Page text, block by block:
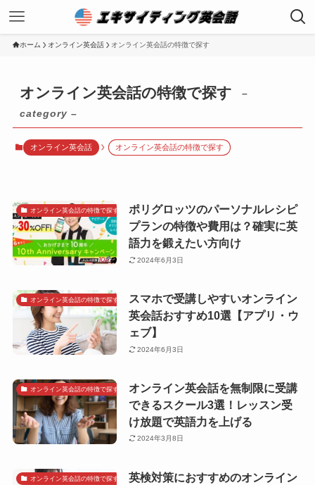
ホーム オンライン英会話 オンライン英会話の特徴で探す
オンライン英会話の特徴で探す
–
category –
オンライン英会話 オンライン英会話の特徴で探す
オンライン英会話の特徴で探す
ポリグロッツのパーソナルレシピ
プランの特徴や費用は？確実に英
語力を鍛えたい方向け
2024年6月3日
オンライン英会話の特徴で探す
スマホで受講しやすいオンライン
英会話おすすめ10選【アプリ・ウ
ェブ】
2024年6月3日
オンライン英会話の特徴で探す
オンライン英会話を無制限に受講
できるスクール3選！レッスン受
け放題で英語力を上げる
2024年3月8日
オンライン英会話の特徴で探す
英検対策におすすめのオンライン